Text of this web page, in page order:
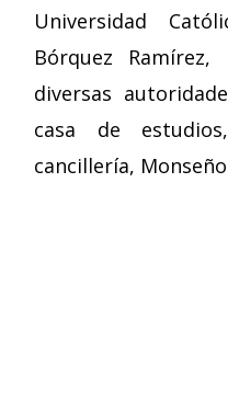
Universidad
Bórquez
diversas
casa de
cancillería,